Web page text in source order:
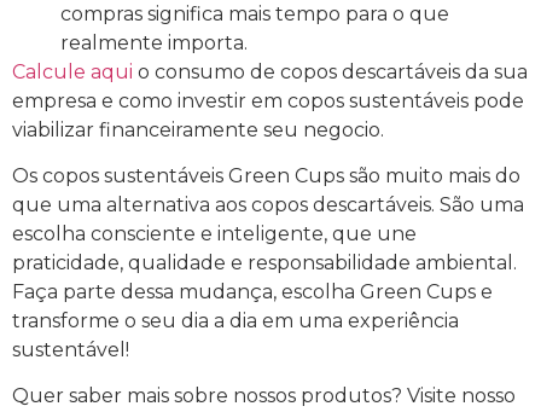
compras significa mais tempo para o que
realmente importa.
Calcule aqui o consumo de copos descartáveis da sua
empresa e como investir em copos sustentáveis pode
viabilizar financeiramente seu negocio.
Os copos sustentáveis Green Cups são muito mais do
que uma alternativa aos copos descartáveis. São uma
escolha consciente e inteligente, que une
praticidade, qualidade e responsabilidade ambiental.
Faça parte dessa mudança, escolha Green Cups e
transforme o seu dia a dia em uma experiência
sustentável!
Quer saber mais sobre nossos produtos? Visite nosso